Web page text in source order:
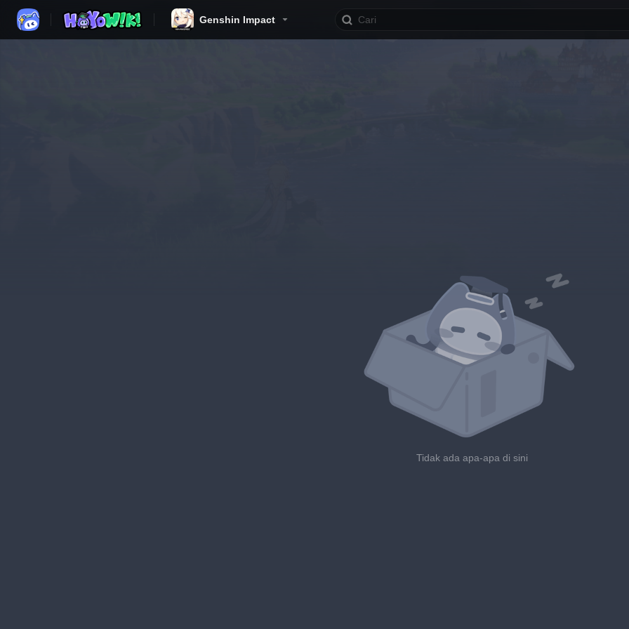
Genshin Impact
Tidak ada apa-apa di sini